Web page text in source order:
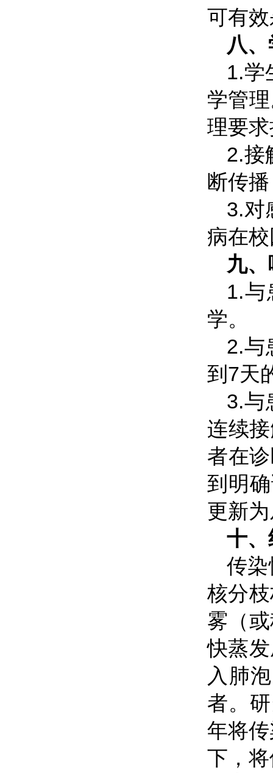
可有
八
1.学
学管
理要
2.接
断传
3.对
病在
九
1.与
学。
2.与
到7天
3.与
连续
者在
到明
更新
十
传
核分
雾（
快蒸
入肺
者。
年将
下，